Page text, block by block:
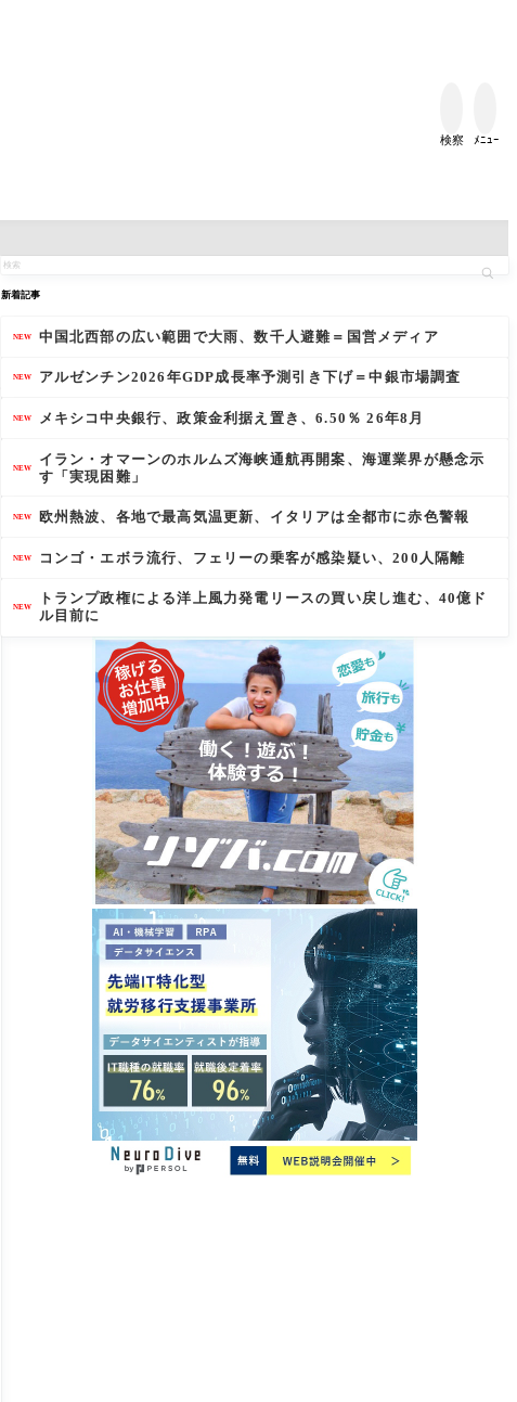
検察 ﾒﾆｭｰ
新着記事
NEW 中国北西部の広い範囲で大雨、数千人避難＝国営メディア
NEW アルゼンチン2026年GDP成長率予測引き下げ＝中銀市場調査
NEW メキシコ中央銀行、政策金利据え置き、6.50％ 26年8月
NEW
イラン・オマーンのホルムズ海峡通航再開案、海運業界が懸念示
す「実現困難」
NEW 欧州熱波、各地で最高気温更新、イタリアは全都市に赤色警報
NEW コンゴ・エボラ流行、フェリーの乗客が感染疑い、200人隔離
NEW
トランプ政権による洋上風力発電リースの買い戻し進む、40億ド
ル目前に